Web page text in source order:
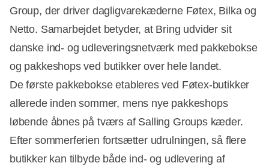
Group, der driver dagligvarekæderne Føtex, Bilka og
Netto. Samarbejdet betyder, at Bring udvider sit
danske ind- og udleveringsnetværk med pakkebokse
og pakkeshops ved butikker over hele landet.
De første pakkebokse etableres ved Føtex-butikker
allerede inden sommer, mens nye pakkeshops
løbende åbnes på tværs af Salling Groups kæder.
Efter sommerferien fortsætter udrulningen, så flere
butikker kan tilbyde både ind- og udlevering af